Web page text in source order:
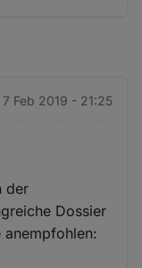
7 Feb 2019 - 21:25
der
Dossier